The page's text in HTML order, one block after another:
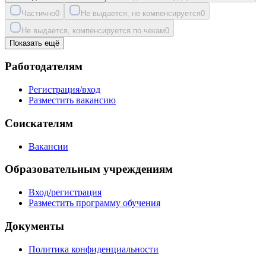
Частично0 Не выдается, не компенсируется0
Не выдается, компенсируется по чекам0
Показать ещё
Работодателям
Регистрация/вход
Разместить вакансию
Соискателям
Вакансии
Образовательным учреждениям
Вход/регистрация
Разместить программу обучения
Документы
Политика конфиденциальности